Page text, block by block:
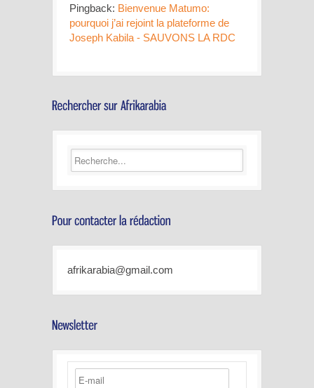
Pingback: Bienvenue Matumo:
pourquoi j’ai rejoint la plateforme de
Joseph Kabila - SAUVONS LA RDC
afrikarabia@gmail.com